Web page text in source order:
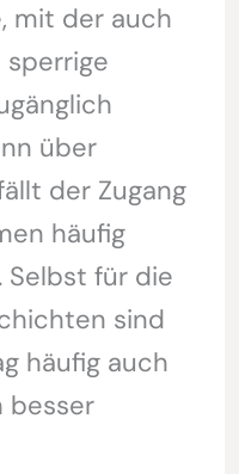
mit der auch
sperrige
über
der Zugang
häufig
für die
sind
häufig auch
besser